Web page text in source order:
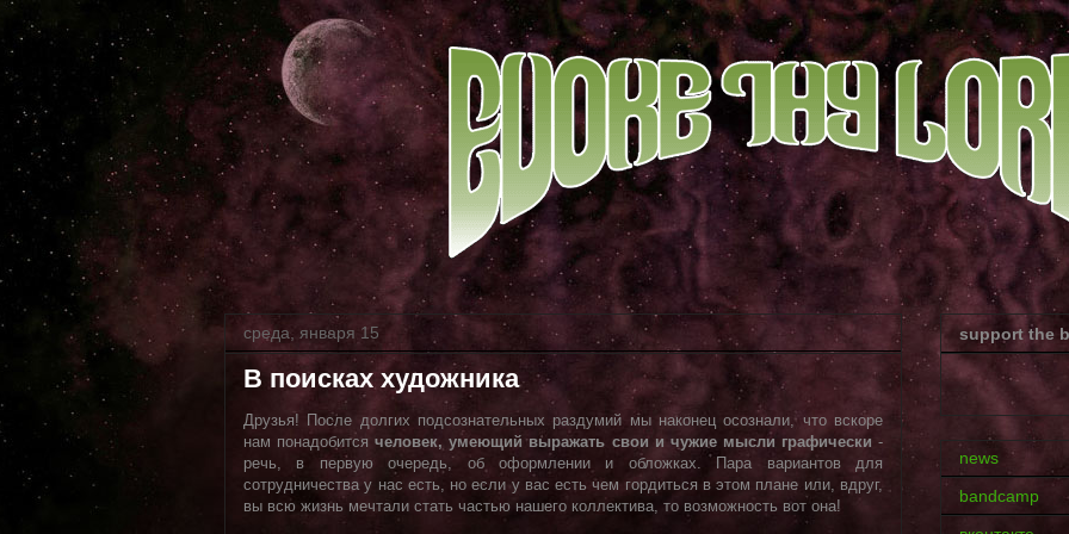
среда, января 15
В поисках художника
Друзья! После долгих подсознательных раздумий мы наконец осознали, что вскоре
нам понадобитсячеловек, умеющий выражать свои и чужие мысли графически -
речь, в первую очередь, об оформлении и обложках. Пара вариантов для
сотрудничества у нас есть, но если у вас есть чем гордиться в этом плане или, вдруг,
вы всю жизнь мечтали стать частью нашего коллектива, то возможность вот она!
support the
news
bandcamp